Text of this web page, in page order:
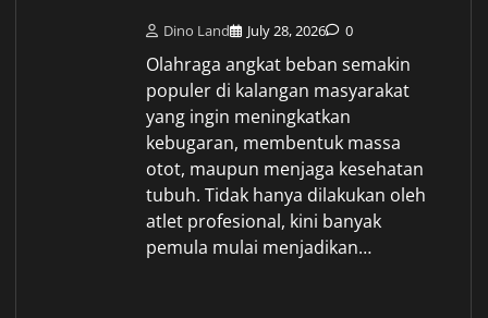
Dino Land July 28, 2026 0
Olahraga angkat beban semakin
populer di kalangan masyarakat
yang ingin meningkatkan
kebugaran, membentuk massa
otot, maupun menjaga kesehatan
tubuh. Tidak hanya dilakukan oleh
atlet profesional, kini banyak
pemula mulai menjadikan…